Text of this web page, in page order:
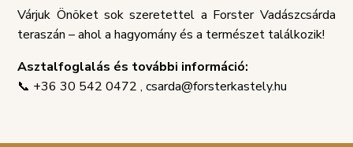
Várjuk Önöket sok szeretettel a Forster Vadászcsárda
teraszán – ahol a hagyomány és a természet találkozik!
Asztalfoglalás és további információ:
📞 +36 30 542 0472 , csarda@forsterkastely.hu